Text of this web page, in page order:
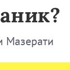
Мазерати